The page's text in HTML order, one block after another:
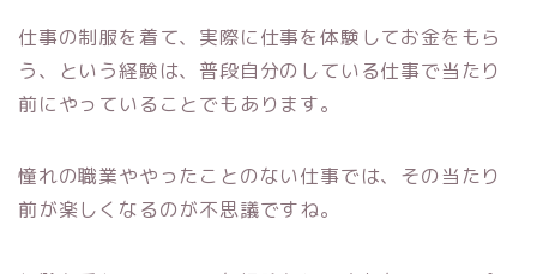
仕事の制服を着て、実際に仕事を体験してお金をもら
う、という経験は、普段自分のしている仕事で当たり
前にやっていることでもあります。
憧れの職業ややったことのない仕事では、その当たり
前が楽しくなるのが不思議ですね。